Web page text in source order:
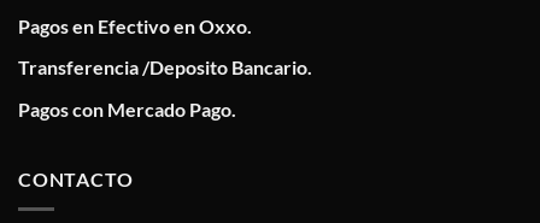
Pagos en Efectivo en Oxxo.
Transferencia /Deposito Bancario.
Pagos con Mercado Pago.
CONTACTO